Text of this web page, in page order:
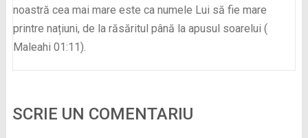
noastră cea mai mare este ca numele Lui să fie mare
printre națiuni, de la răsăritul până la apusul soarelui (
Maleahi 01:11).
SCRIE UN COMENTARIU